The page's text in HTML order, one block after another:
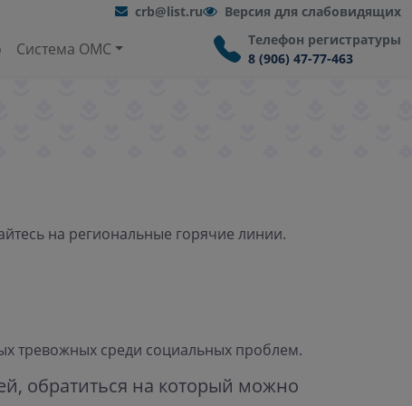
crb@list.ru Версия для слабовидящих
Система ОМС
Телефон регистратуры
8 (906) 47-77-463
на региональные горячие линии.
тревожных среди социальных проблем.
обратиться на который можно